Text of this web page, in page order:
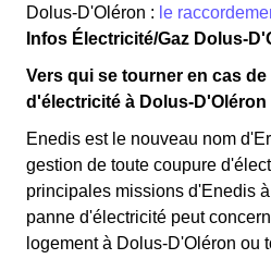
Dolus-D'Oléron : le
Infos Électricité/Gaz Dolus-
Vers qui se tourner en cas
d'électricité à Dolus-D'Oléron
Enedis est le nouveau nom
gestion de toute coupure
principales missions d'Enedis
panne d'électricité peut
logement à Dolus-D'Oléron ou